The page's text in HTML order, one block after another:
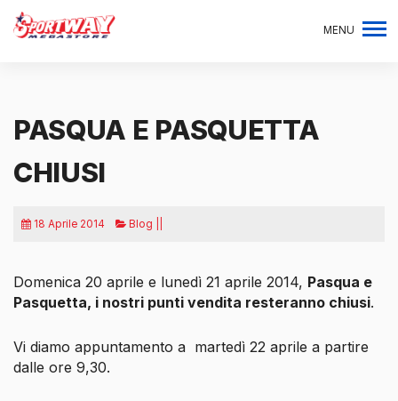
MENU
PASQUA E PASQUETTA
CHIUSI
18 Aprile 2014 Blog ||
Domenica 20 aprile e lunedì 21 aprile 2014, Pasqua e
Pasquetta, i nostri punti vendita resteranno chiusi.
Vi diamo appuntamento a martedì 22 aprile a partire
dalle ore 9,30.